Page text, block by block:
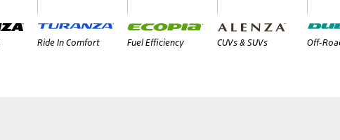
Ride In Comfort Fuel Efficiency CUVs & SUVs Off-